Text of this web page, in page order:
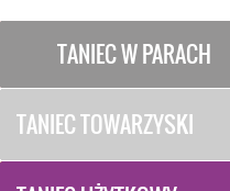
TANIEC W PARACH
TANIEC TOWARZYSKI